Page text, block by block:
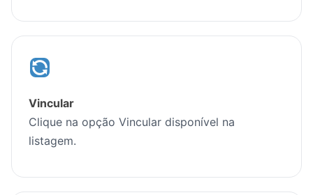
Vincular
Clique na opção Vincular disponível na
listagem.